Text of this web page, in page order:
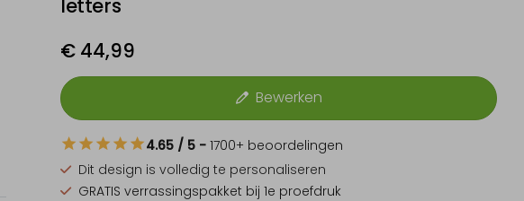
letters
€ 44,99
Bewerken
4.65 / 5 - 1700+ beoordelingen
Dit design is volledig te personaliseren
GRATIS verrassingspakket bij 1e proefdruk